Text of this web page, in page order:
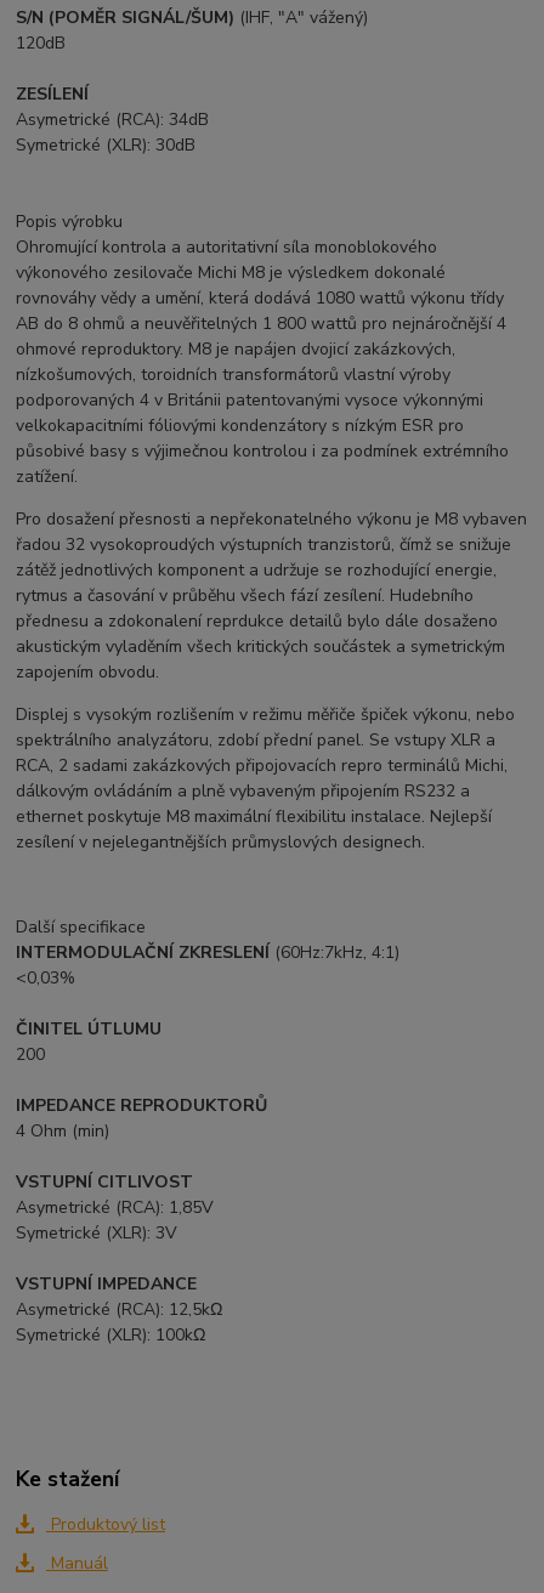
S/N (POMĚR SIGNÁL/ŠUM) (IHF, "A" vážený)
120dB
ZESÍLENÍ
Asymetrické (RCA): 34dB
Symetrické (XLR): 30dB
Popis výrobku
Ohromující kontrola a autoritativní síla monoblokového
výkonového zesilovače Michi M8 je výsledkem dokonalé
rovnováhy vědy a umění, která dodává 1080 wattů výkonu třídy
AB do 8 ohmů a neuvěřitelných 1 800 wattů pro nejnáročnější 4
ohmové reproduktory. M8 je napájen dvojicí zakázkových,
nízkošumových, toroidních transformátorů vlastní výroby
podporovaných 4 v Británii patentovanými vysoce výkonnými
velkokapacitními fóliovými kondenzátory s nízkým ESR pro
působivé basy s výjimečnou kontrolou i za podmínek extrémního
zatížení.
Pro dosažení přesnosti a nepřekonatelného výkonu je M8 vybaven
řadou 32 vysokoproudých výstupních tranzistorů, čímž se snižuje
zátěž jednotlivých komponent a udržuje se rozhodující energie,
rytmus a časování v průběhu všech fází zesílení. Hudebního
přednesu a zdokonalení reprdukce detailů bylo dále dosaženo
akustickým vyladěním všech kritických součástek a symetrickým
zapojením obvodu.
Displej s vysokým rozlišením v režimu měřiče špiček výkonu, nebo
spektrálního analyzátoru, zdobí přední panel. Se vstupy XLR a
RCA, 2 sadami zakázkových připojovacích repro terminálů Michi,
dálkovým ovládáním a plně vybaveným připojením RS232 a
ethernet poskytuje M8 maximální flexibilitu instalace. Nejlepší
zesílení v nejelegantnějších průmyslových designech.
Další specifikace
INTERMODULAČNÍ ZKRESLENÍ (60Hz:7kHz, 4:1)
<0,03%
ČINITEL ÚTLUMU
200
IMPEDANCE REPRODUKTORŮ
4 Ohm (min)
VSTUPNÍ CITLIVOST
Asymetrické (RCA): 1,85V
Symetrické (XLR): 3V
VSTUPNÍ IMPEDANCE
Asymetrické (RCA): 12,5kΩ
Symetrické (XLR): 100kΩ
Ke stažení
Produktový list
Manuál